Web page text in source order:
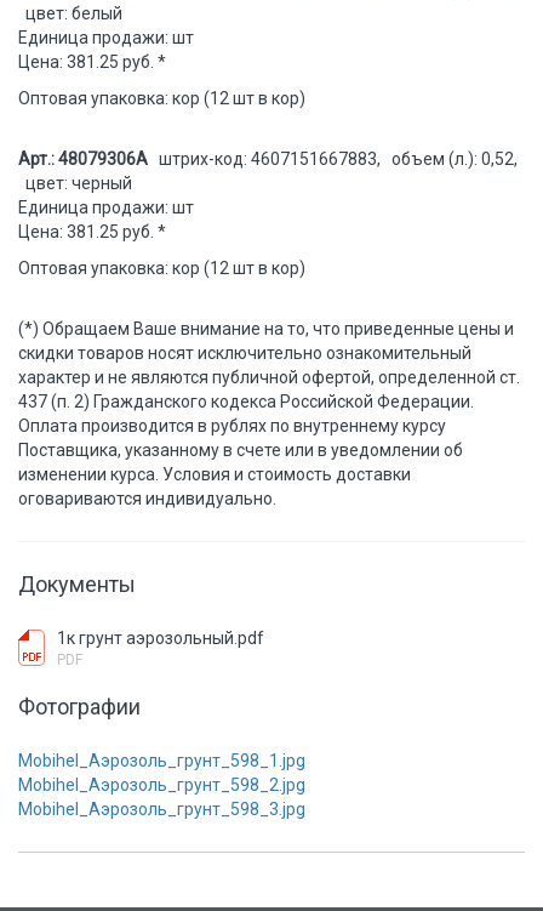
цвет: белый
Единица продажи: шт
Цена: 381.25 руб. *
Оптовая упаковка: кор (12 шт в кор)
Арт.: 48079306А штрих-код: 4607151667883, объем (л.): 0,52,
цвет: черный
Единица продажи: шт
Цена: 381.25 руб. *
Оптовая упаковка: кор (12 шт в кор)
(*) Обращаем Ваше внимание на то, что приведенные цены и
скидки товаров носят исключительно ознакомительный
характер и не являются публичной офертой, определенной ст.
437 (п. 2) Гражданского кодекса Российской Федерации.
Оплата производится в рублях по внутреннему курсу
Поставщика, указанному в счете или в уведомлении об
изменении курса. Условия и стоимость доставки
оговариваются индивидуально.
Документы
1к грунт аэрозольный.pdf
PDF
Фотографии
Mobihel_Аэрозоль_грунт_598_1.jpg
Mobihel_Аэрозоль_грунт_598_2.jpg
Mobihel_Аэрозоль_грунт_598_3.jpg